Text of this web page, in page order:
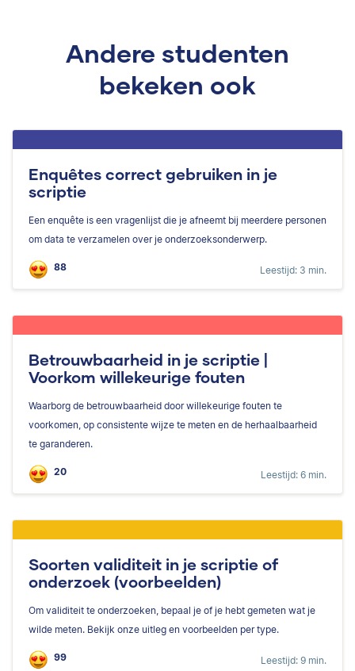
Andere studenten
bekeken ook
Enquêtes correct gebruiken in je
scriptie
Een enquête is een vragenlijst die je afneemt bij meerdere personen
om data te verzamelen over je onderzoeksonderwerp.
88 Leestijd: 3 min.
Betrouwbaarheid in je scriptie |
Voorkom willekeurige fouten
Waarborg de betrouwbaarheid door willekeurige fouten te
voorkomen, op consistente wijze te meten en de herhaalbaarheid
te garanderen.
20 Leestijd: 6 min.
Soorten validiteit in je scriptie of
onderzoek (voorbeelden)
Om validiteit te onderzoeken, bepaal je of je hebt gemeten wat je
wilde meten. Bekijk onze uitleg en voorbeelden per type.
99 Leestijd: 9 min.